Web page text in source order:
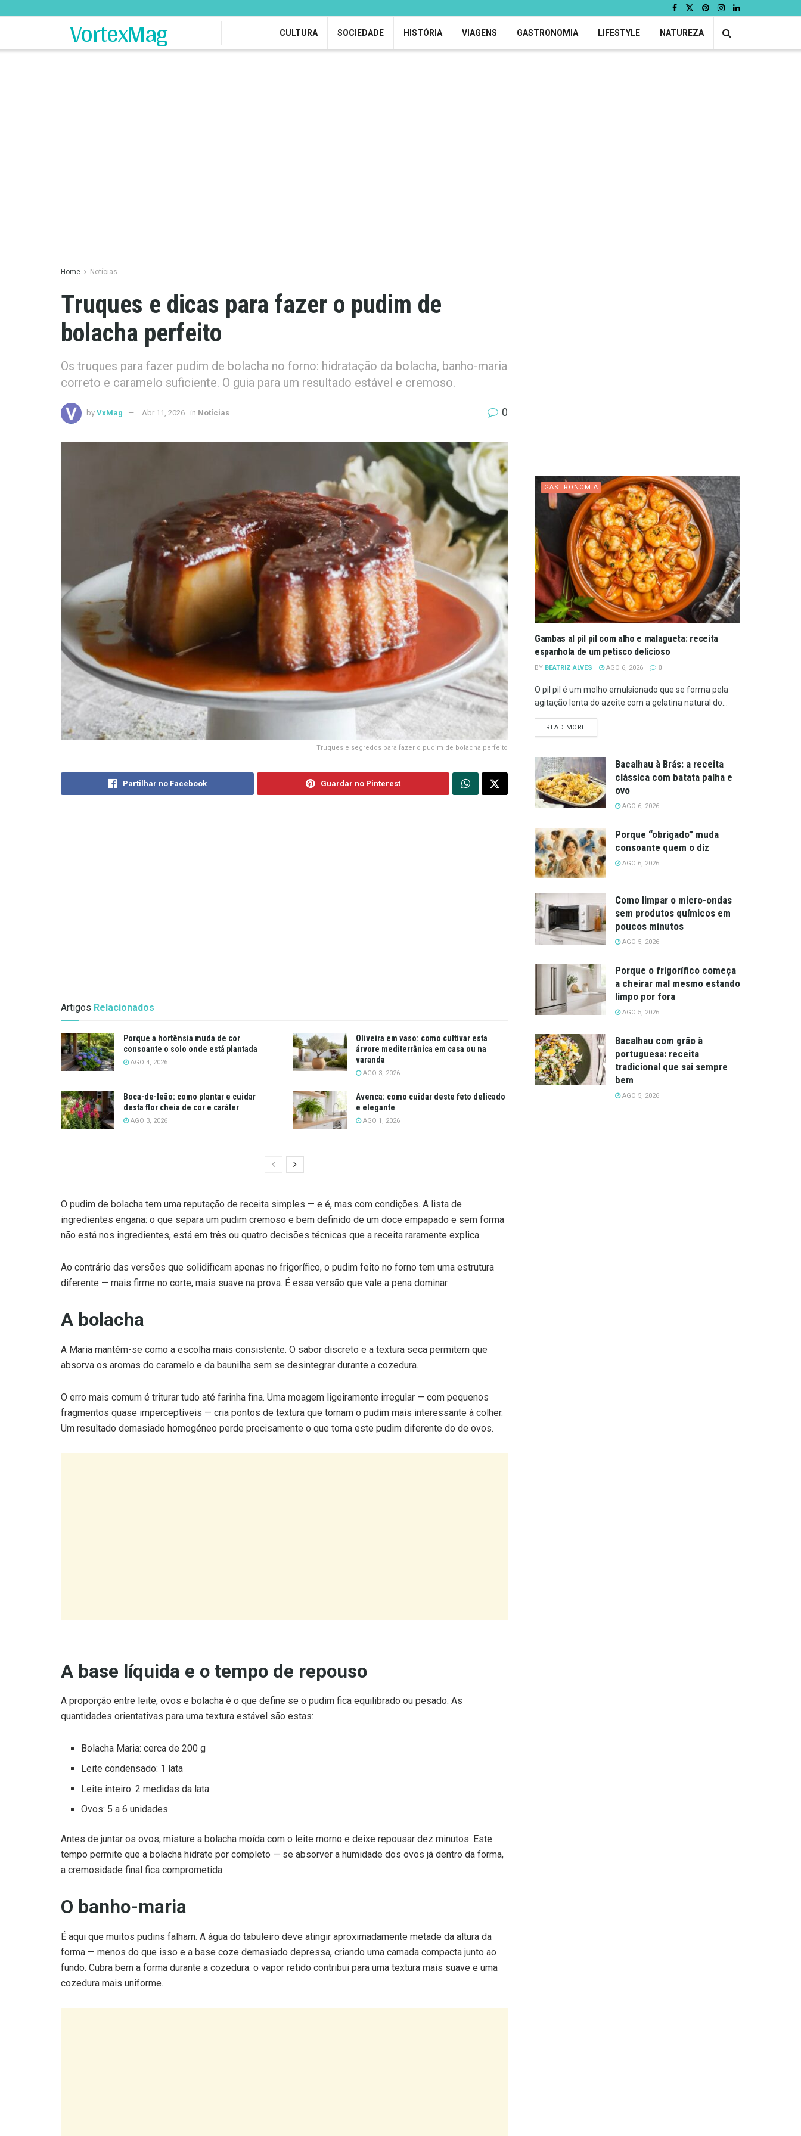
VortexMag CULTURA SOCIEDADE HISTÓRIA VIAGENS GASTRONOMIA LIFESTYLE NATUREZA
Home Notícias
Truques e dicas para fazer o pudim de
bolacha perfeito
Os truques para fazer pudim de bolacha no forno: hidratação da bolacha, banho-maria
correto e caramelo suficiente. O guia para um resultado estável e cremoso.
by VxMag Abr 11, 2026 in Notícias 0
Truques e segredos para fazer o pudim de bolacha perfeito
Partilhar no Facebook Guardar no Pinterest
Artigos Relacionados
Porque a hortênsia muda de cor
consoante o solo onde está plantada
AGO 4, 2026
Oliveira em vaso: como cultivar esta
árvore mediterrânica em casa ou na
varanda
AGO 3, 2026
Boca-de-leão: como plantar e cuidar
desta flor cheia de cor e caráter
AGO 3, 2026
Avenca: como cuidar deste feto delicado
e elegante
AGO 1, 2026
O pudim de bolacha tem uma reputação de receita simples — e é, mas com condições. A lista de
ingredientes engana: o que separa um pudim cremoso e bem definido de um doce empapado e sem forma
não está nos ingredientes, está em três ou quatro decisões técnicas que a receita raramente explica.
Ao contrário das versões que solidificam apenas no frigorífico, o pudim feito no forno tem uma estrutura
diferente — mais firme no corte, mais suave na prova. É essa versão que vale a pena dominar.
A bolacha
A Maria mantém-se como a escolha mais consistente. O sabor discreto e a textura seca permitem que
absorva os aromas do caramelo e da baunilha sem se desintegrar durante a cozedura.
O erro mais comum é triturar tudo até farinha fina. Uma moagem ligeiramente irregular — com pequenos
fragmentos quase imperceptíveis — cria pontos de textura que tornam o pudim mais interessante à colher.
Um resultado demasiado homogéneo perde precisamente o que torna este pudim diferente do de ovos.
A proporção entre leite, ovos e bolacha é o que define se o pudim fica equilibrado ou pesado. As
Bolacha Maria: cerca de 200 g
Leite condensado: 1 lata
Leite inteiro: 2 medidas da lata
Ovos: 5 a 6 unidades
Antes de juntar os ovos, misture a bolacha moída com o leite morno e deixe repousar dez minutos. Este
a cremosidade final fica comprometida.
É aqui que muitos pudins falham. A água do tabuleiro deve atingir aproximadamente metade da altura da
forma — menos do que isso e a base coze demasiado depressa, criando uma camada compacta junto ao
fundo. Cubra bem a forma durante a cozedura: o vapor retido contribui para uma textura mais suave e uma
cozedura mais uniforme.
GASTRONOMIA
Gambas al pil pil com alho e malagueta: receita
espanhola de um petisco delicioso
BY BEATRIZ ALVES AGO 6, 2026 0
O pil pil é um molho emulsionado que se forma pela
agitação lenta do azeite com a gelatina natural do...
READ MOREDETAILS
Bacalhau à Brás: a receita
clássica com batata palha e
ovo
AGO 6, 2026
Porque “obrigado” muda
consoante quem o diz
AGO 6, 2026
Como limpar o micro-ondas
sem produtos químicos em
poucos minutos
AGO 5, 2026
Porque o frigorífico começa
a cheirar mal mesmo estando
limpo por fora
AGO 5, 2026
Bacalhau com grão à
portuguesa: receita
tradicional que sai sempre
bem
AGO 5, 2026